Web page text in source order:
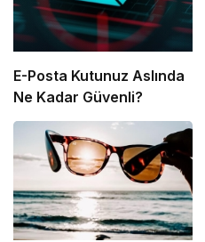
E-Posta Kutunuz Aslında
Ne Kadar Güvenli?